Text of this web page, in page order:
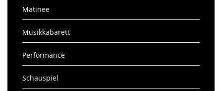
Matinee
Musikkabarett
Performance
Schauspiel